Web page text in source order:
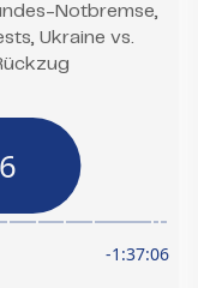
Notbremse,
Ukraine vs.